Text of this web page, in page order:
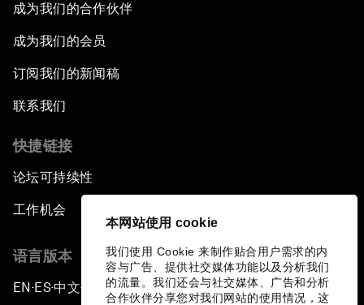
本网站使用 cookie
我们使用 Cookie 来制作贴合用户需求的内
容与广告、提供社交媒体功能以及分析我们
的流量。我们还会与社交媒体、广告和分析
合作伙伴分享您对我们网站的使用情况，这
成为我们的合作伙伴
成为我们的会员
订阅我们的新闻稿
联系我们
快捷链接
论坛可持续性
工作机会
语言版本
EN ▪ ES▪中文▪ 日本語